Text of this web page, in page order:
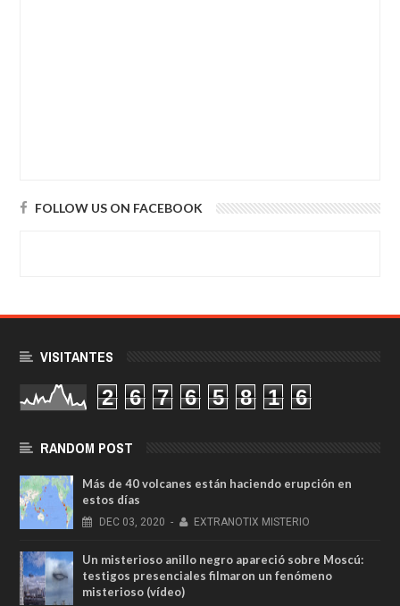
FOLLOW US ON FACEBOOK
VISITANTES
2 6 7 6 5 8 1 6
RANDOM POST
Más de 40 volcanes están haciendo erupción en
estos días
DEC 03, 2020 - EXTRANOTIX MISTERIO
Un misterioso anillo negro apareció sobre Moscú:
testigos presenciales filmaron un fenómeno
misterioso (vídeo)